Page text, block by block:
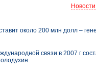
около 200 млн долл –
связи в 2007 г